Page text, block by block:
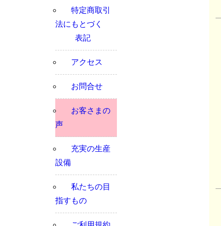
特定商取引
法にもとづく
表記
アクセス
お問合せ
お客さまの
声
充実の生産
設備
私たちの目
指すもの